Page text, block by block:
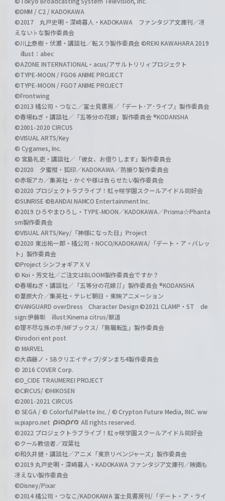
©DMM / C2 / KADOKAWA
©2017 丸戸史明・深崎暮人・KADOKAWA ファンタジア文庫刊／冴
えない♭な製作委員会
©川上泰樹・伏瀬・講談社／転スラ製作委員会 ©REKI KAWAHARA 2019
illust：abec
©AZONE INTERNATIONAL・acus/アサルトリリィプロジェクト
©TYPE-MOON / FGO6 ANIME PROJECT
©TYPE-MOON / FGO7 ANIME PROJECT
©Frontwing
©2013 橘公司・つなこ／富士見書房／「デート･ア･ライブ」製作委員会
©春場ねぎ・講談社／「五等分の花嫁」製作委員会 ®KODANSHA
©2001-2020 CIRCUS
©VISUAL ARTS/Key
© Cygames, Inc.
© 宮島礼吏・講談社／「彼女、お借りします」製作委員会
©2020 夕蜜柑・狐印／KADOKAWA／防振り製作委員会
©赤坂アカ／集英社・かぐや様は告らせたい製作委員会
©2020 プロジェクトラブライブ！虹ヶ咲学園スクールアイドル同好会
©SUNRISE ©BANDAI NAMCO Entertainment Inc.
©2019 ひろやまひろし・TYPE-MOON／KADOKAWA／Prisma☆Phanta
sm製作委員会
©VISUAL ARTS/Key/「神様になった日」Project
©2020 東出祐一郎・橘公司・NOCO/KADOKAWA/「デート・ア・バレッ
ト」製作委員会
©Project シンフォギアＸＶ
© Koi・芳文社／ご注文はBLOOM製作委員会ですか？
©春場ねぎ・講談社／「五等分の花嫁∬」製作委員会 ®KODANSHA
©葦原大介／集英社・テレビ朝日・東映アニメーション
©VANGUARD overDress Character Design ©2021 CLAMP・ST de
sign:伊藤彰 illust:Kinema citrus/獣道
©理不尽な孫の手/MFブックス/「無職転生」製作委員会
©irodori ent post
© MARVEL
©大森藤ノ・SBクリエイティブ/ダンまち4製作委員会
© 2016 COVER Corp.
©D_CIDE TRAUMEREI PROJECT
©CIRCUS/ ©HIKOSEN
©2001-2021 CIRCUS
© SEGA / © Colorful Palette Inc. / © Crypton Future Media, INC. ww
w.piapro.net
All rights reserved.
©2022 プロジェクトラブライブ！虹ヶ咲学園スクールアイドル同好会
©クール教信者／双葉社
©和久井健・講談社／アニメ「東京リベンジャーズ」製作委員会
©2019 丸戸史明・深崎暮人・KADOKAWA ファンタジア文庫刊／映画も
冴えない製作委員会
©Disney/Pixar
©2014 橘公司・つなこ/KADOKAWA 富士見書房刊/「デート・ア・ライ